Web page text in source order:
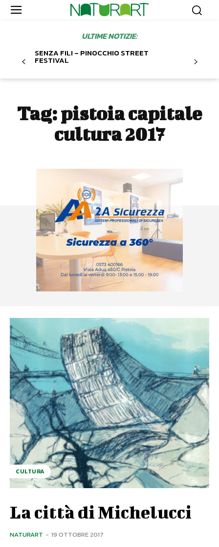
ULTIME NOTIZIE:
SENZA FILI – PINOCCHIO STREET
FESTIVAL
Tag:pistoia capitale
cultura 2017
CULTURA
La città di Michelucci
NATURART - 19 OTTOBRE 2017